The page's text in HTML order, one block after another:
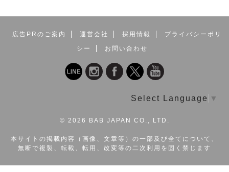
広告PRのご案内 運営会社 採用情報
プライバシーポリ
シー
お問い合わせ
Select Language ▼
© 2026 BAB JAPAN CO., LTD.
本サイトの掲載内容（画像、文章等）の一部及び全てについて、
無断で複製、転載、転用、改変等の二次利用を固く禁じます